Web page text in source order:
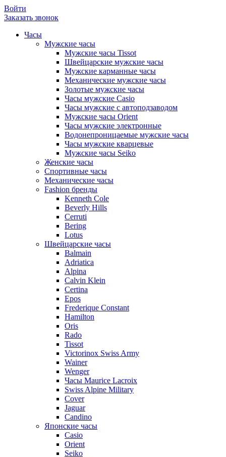
Войти
Заказать звонок
Часы
Мужские часы
Мужские часы Tissot
Швейцарские мужские часы
Мужские карманные часы
Механические мужские часы
Золотые мужские часы
Часы мужские Casio
Часы мужские с автоподзаводом
Мужские часы Orient
Часы мужские электронные
Водонепроницаемые мужские часы
Часы мужские кварцевые
Мужские часы Seiko
Женские часы
Спортивные часы
Механические часы
Fashion бренды
Kenneth Cole
Beverly Hills
Cerruti
Bering
Lotus
Швейцарские часы
Balmain
Adriatica
Alpina
Calvin Klein
Certina
Epos
Frederique Constant
Hamilton
Oris
Rado
Tissot
Victorinox Swiss Army
Wainer
Wenger
Часы Maurice Lacroix
Swiss Alpine Military
Cover
Jaguar
Candino
Японские часы
Casio
Orient
Seiko